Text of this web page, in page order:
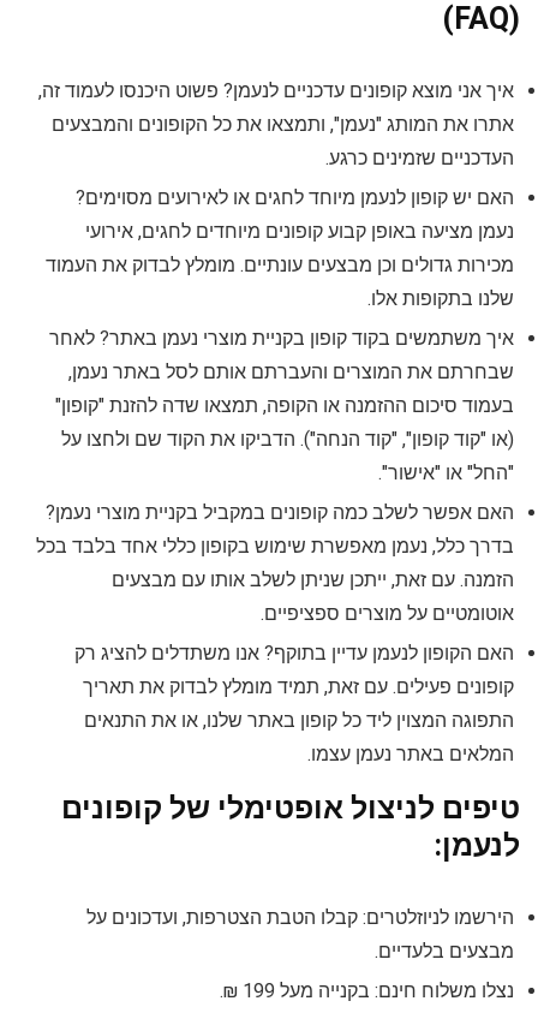
(FAQ)
איך אני מוצא קופונים עדכניים לנעמן? פשוט היכנסו לעמוד זה,
אתרו את המותג "נעמן", ותמצאו את כל הקופונים והמבצעים
העדכניים שזמינים כרגע.
האם יש קופון לנעמן מיוחד לחגים או לאירועים מסוימים?
נעמן מציעה באופן קבוע קופונים מיוחדים לחגים, אירועי
מכירות גדולים וכן מבצעים עונתיים. מומלץ לבדוק את העמוד
שלנו בתקופות אלו.
איך משתמשים בקוד קופון בקניית מוצרי נעמן באתר? לאחר
שבחרתם את המוצרים והעברתם אותם לסל באתר נעמן,
בעמוד סיכום ההזמנה או הקופה, תמצאו שדה להזנת "קופון"
(או "קוד קופון", "קוד הנחה"). הדביקו את הקוד שם ולחצו על
"החל" או "אישור".
האם אפשר לשלב כמה קופונים במקביל בקניית מוצרי נעמן?
בדרך כלל, נעמן מאפשרת שימוש בקופון כללי אחד בלבד בכל
הזמנה. עם זאת, ייתכן שניתן לשלב אותו עם מבצעים
אוטומטיים על מוצרים ספציפיים.
האם הקופון לנעמן עדיין בתוקף? אנו משתדלים להציג רק
קופונים פעילים. עם זאת, תמיד מומלץ לבדוק את תאריך
התפוגה המצוין ליד כל קופון באתר שלנו, או את התנאים
המלאים באתר נעמן עצמו.
טיפים לניצול אופטימלי של קופונים
לנעמן:
הירשמו לניוזלטרים: קבלו הטבת הצטרפות, ועדכונים על
מבצעים בלעדיים.
נצלו משלוח חינם: בקנייה מעל 199 ₪.